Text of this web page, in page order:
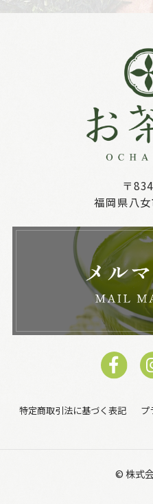
〒
福岡県八
特定商取引法に基づく表記 プ
© 株式